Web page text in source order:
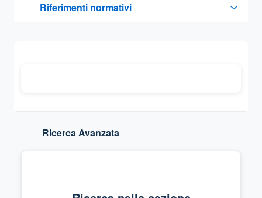
Riferimenti normativi
Sezione compressa
Ricerca Avanzata